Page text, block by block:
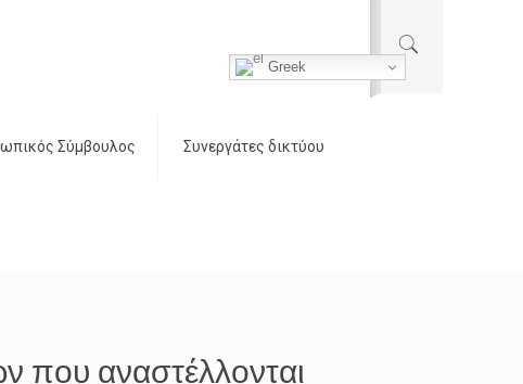
Σύμβουλος Συνεργάτες δικτύου
που αναστέλλονται
Greek